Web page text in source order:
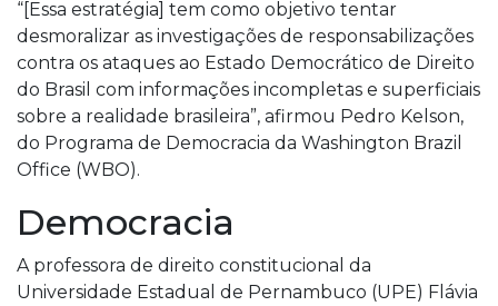
“[Essa estratégia] tem como objetivo tentar
desmoralizar as investigações de responsabilizações
contra os ataques ao Estado Democrático de Direito
do Brasil com informações incompletas e superficiais
sobre a realidade brasileira”, afirmou Pedro Kelson,
do Programa de Democracia da Washington Brazil
Office (WBO).
Democracia
A professora de direito constitucional da
Universidade Estadual de Pernambuco (UPE) Flávia